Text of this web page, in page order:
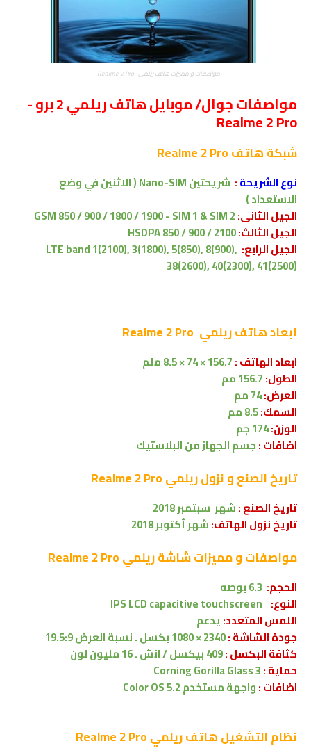
مواصفات و مميزات هاتف ريلمي Realme 2 Pro
مواصفات جوال/ موبايل هاتف ريلمي 2 برو -
Realme 2 Pro
شبكةهاتف Realme 2 Pro
نوع الشريحة:
شريحتين Nano-SIM ( الاثنين في وضع
الاستعداد )
الجيل الثانى:GSM 850 / 900 / 1800 / 1900 - SIM 1 & SIM 2
الجيل الثالث:HSDPA 850 / 900 / 2100
الجيل الرابع: LTE band 1(2100), 3(1800), 5(850), 8(900),
38(2600), 40(2300), 41(2500)
ابعادهاتف ريلمي Realme 2 Pro
ابعاد الهاتف :156.7 × 74 × 8.5 ملم
الطول:156.7 مم
العرض:
السمك:8.5 مم
الوزن:
اضافات :جسم الجهاز من البلاستيك
تاريخ الصنع و نزولريلمي Realme 2 Pro
تاريخ الصنع :شهر سبتمبر
تاريخ نزول الهاتف:شهرأكتوبر2018
مواصفات و مميزات شاشةريلمي Realme 2 Pro
الحجم:
النوع:
اللمس المتعدد:يدعم
جودة الشاشة :2340 × 1080 بكسل .نسبة العرض 19.5:9
كثافة البكسل :409 بيكسل / انش . 16 مليون لون
حماية :
اضافات :واجهة مستخدمColor OS 5.2
نظام التشغيلهاتف ريلمي Realme 2 Pro